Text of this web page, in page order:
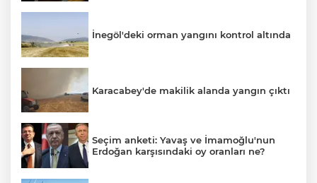
İnegöl'deki orman yangını kontrol altında
Karacabey'de makilik alanda yangın çıktı
Seçim anketi: Yavaş ve İmamoğlu'nun
Erdoğan karşısındaki oy oranları ne?